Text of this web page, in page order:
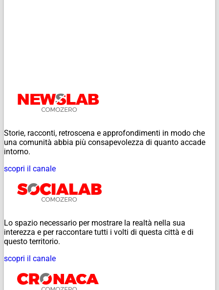
Storie, racconti, retroscena e approfondimenti in modo che
una comunità abbia più consapevolezza di quanto accade
intorno.
scopri il canale
Lo spazio necessario per mostrare la realtà nella sua
interezza e per raccontare tutti i volti di questa città e di
questo territorio.
scopri il canale